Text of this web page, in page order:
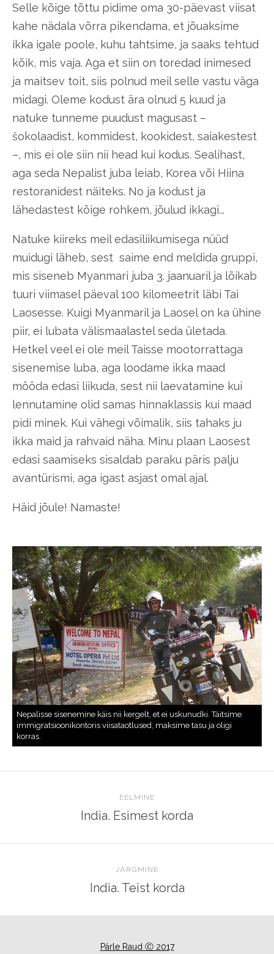
Selle kõige tõttu pidime oma 30-päevast viisat
kahe nädala võrra pikendama, et jõuaksime
ikka igale poole, kuhu tahtsime, ja saaks tehtud
kõik, mis vaja. Aga et siin on toredad inimesed
ja maitsev toit, siis polnud meil selle vastu väga
midagi. Oleme kodust ära olnud 5 kuud ja
natuke tunneme puudust magusast –
šokolaadist, kommidest, kookidest, saiakestest
–, mis ei ole siin nii head kui kodus. Sealihast,
aga seda Nepalist juba leiab, Korea või Hiina
restoranidest näiteks. No ja kodust ja
lähedastest kõige rohkem, jõulud ikkagi...
Natuke kiireks meil edasiliikumisega nüüd
muidugi läheb, sest saime end meldida gruppi,
mis siseneb Myanmari juba 3. jaanuaril ja lõikab
tuuri viimasel päeval 100 kilomeetrit läbi Tai
Laosesse. Kuigi Myanmaril ja Laosel on ka ühine
piir, ei lubata välismaalastel seda ületada.
Hetkel veel ei ole meil Taisse mootorrattaga
sisenemise luba, aga loodame ikka maad
mööda edasi liikuda, sest nii laevatamine kui
lennutamine olid samas hinnaklassis kui maad
pidi minek. Kui vähegi võimalik, siis tahaks ju
ikka maid ja rahvaid näha. Minu plaan Laosest
edasi saamiseks sisaldab paraku päris palju
avantürismi, aga igast asjast omal ajal.
Häid jõule! Namaste!
EELMINE
India. Esimest korda
JÄRGMINE
India. Teist korda
Pärle Raud Ⓒ 2017